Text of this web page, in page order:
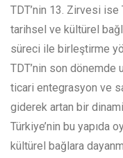
TDT’nin 13. Zirvesi ise
tarihsel ve kültürel
süreci ile birleştirme
TDT’nin son dönemde
ticari entegrasyon ve
giderek artan bir
Türkiye’nin bu yapıda
kültürel bağlara